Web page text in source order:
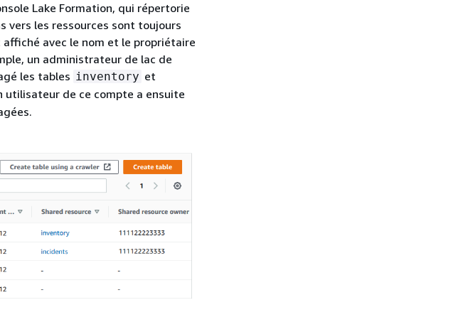
Lake Formation, qui répertorie
vers les ressources sont toujours
avec le nom et le propriétaire
un administrateur de lac de
les tables inventory et
utilisateur de ce compte a ensuite